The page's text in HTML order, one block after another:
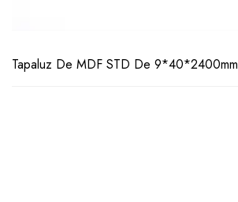
Tapaluz De MDF STD De 9*40*2400mm